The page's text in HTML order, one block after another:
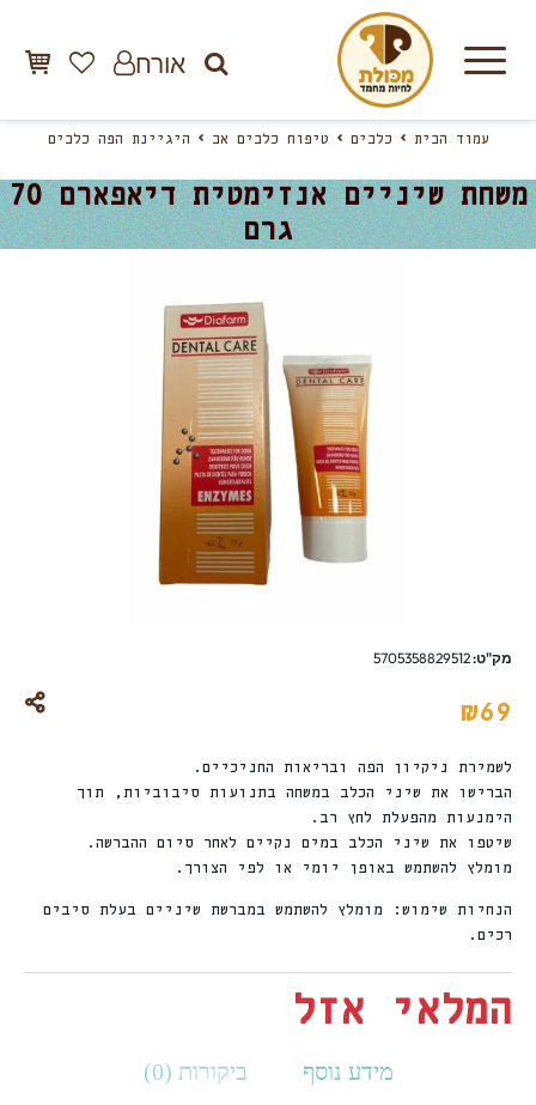
אורח
עמוד הבית כלבים טיפוח כלבים אב היגיינת הפה כלבים
משחת שיניים אנזימטית דיאפארם 70
גרם
מק"ט:5705358829512
₪69
לשמירת ניקיון הפה ובריאות החניכיים.
הברישו את שיני הכלב במשחה בתנועות סיבוביות, תוך
הימנעות מהפעלת לחץ רב.
שיטפו את שיני הכלב במים נקיים לאחר סיום ההברשה.
מומלץ להשתמש באופן יומי או לפי הצורך.
הנחיות שימוש: מומלץ להשתמש במברשת שיניים בעלת סיבים
רכים.
המלאי אזל
מידע נוסף ביקורות (0)